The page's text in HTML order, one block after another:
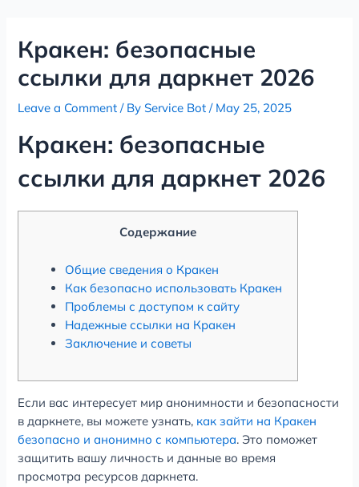
contentКракен: безопасные
ссылки для даркнет 2026
Leave a Comment / ByService Bot/ May 25, 2025
Кракен: безопасные
ссылки для даркнет 2026
Содержание
Общие сведения о Кракен
Как безопасно использовать Кракен
Проблемы с доступом к сайту
Надежные ссылки на Кракен
Заключение и советы
Если вас интересует мир анонимности и безопасности
в даркнете, вы можете узнать, как зайти на Кракен
безопасно и анонимно с компьютера. Это поможет
защитить вашу личность и данные во время
просмотра ресурсов даркнета.